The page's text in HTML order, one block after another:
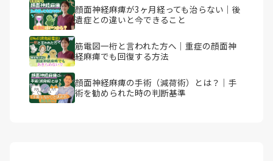
顔面神経麻痺が3ヶ月経っても治らない｜後
遺症との違いと今できること
筋電図一桁と言われた方へ｜重症の顔面神
経麻痺でも回復する方法
顔面神経麻痺の手術（減荷術）とは？｜手
術を勧められた時の判断基準